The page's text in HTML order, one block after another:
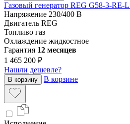
Газовый генератор REG G58-3-RE-
Напряжение 230/400 В
Двигатель REG
Топливо газ
Охлаждение жидкостное
Гарантия 12 месяцев
1 465 200 ₽
Нашли дешевле?
В корзину В корзине